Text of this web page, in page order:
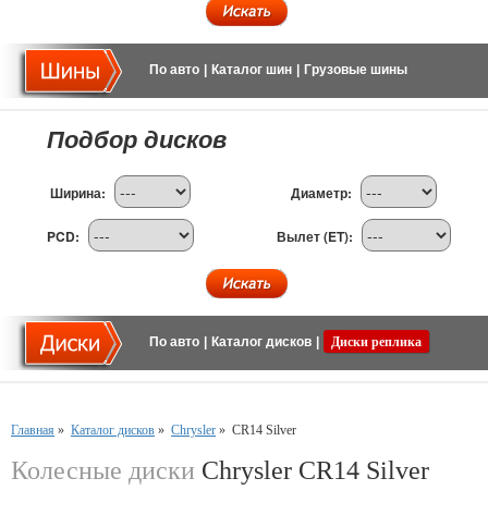
По авто Каталог шин Грузовые шины
Подбор дисков
Ширина: Диаметр:
PCD: Вылет (ET):
По авто Каталог дисков Диски реплика
Главная » Каталог дисков » Chrysler » CR14 Silver
Колесные диски Chrysler CR14 Silver